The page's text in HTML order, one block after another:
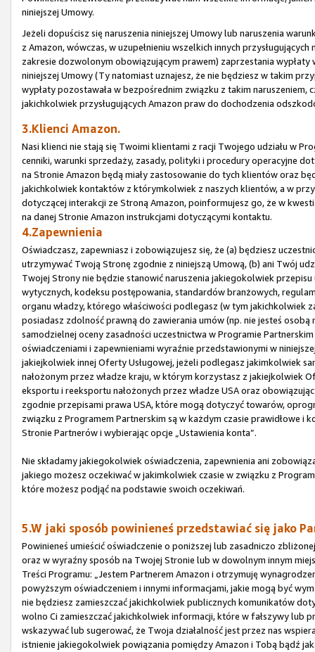
niniejszej Umowy.
Jeżeli dopuścisz się naruszenia niniejszej Umowy lub naruszenia
z Amazon, wówczas, w uzupełnieniu wszelkich innych
zakresie dozwolonym obowiązującym prawem) zaprzestania
niniejszej Umowy (Ty natomiast uznajesz, że nie będziesz w takim
wypłaty pozostawała w bezpośrednim związku z takim
jakichkolwiek przysługujących Amazon praw do dochodzenia
3.Klienci Amazon.
Nasi klienci nie stają się Twoimi klientami z racji Twojego udziału w
cenniki, warunki sprzedaży, zasady, polityki i procedury operacyjne
na Stronie Amazon będą miały zastosowanie do tych klientów oraz
jakichkolwiek kontaktów z którymkolwiek z naszych klientów, a w
dotyczącej interakcji ze Stroną Amazon, poinformujesz go, że w
na danej Stronie Amazon instrukcjami dotyczącymi kontaktu.
4.Zapewnienia
Oświadczasz, zapewniasz i zobowiązujesz się, że (a) będziesz
utrzymywać Twoją Stronę zgodnie z niniejszą Umową, (b) ani Twój
Twojej Strony nie będzie stanowić naruszenia jakiegokolwiek
wytycznych, kodeksu postępowania, standardów branżowych,
organu władzy, którego właściwości podlegasz (w tym jakichkolwiek
posiadasz zdolność prawną do zawierania umów (np. nie jesteś
samodzielnej oceny zasadności uczestnictwa w Programie
oświadczeniami i zapewnieniami wyraźnie przedstawionymi w
jakiejkolwiek innej Oferty Usługowej, jeżeli podlegasz jakimkolwiek
nałożonym przez władze kraju, w którym korzystasz z jakiejkolwiek
eksportu i reeksportu nałożonych przez władze USA oraz
zgodnie przepisami prawa USA, które mogą dotyczyć towarów,
związku z Programem Partnerskim są w każdym czasie prawidłowe
Stronie Partnerów i wybierając opcje „Ustawienia konta”.
Nie składamy jakiegokolwiek oświadczenia, zapewnienia ani
jakiego możesz oczekiwać w jakimkolwiek czasie w związku z
które możesz podjąć na podstawie swoich oczekiwań.
5.W jaki sposób powinieneś przedstawiać się jako
Powinieneś umieścić oświadczenie o poniższej lub zasadniczo
oraz w wyraźny sposób na Twojej Stronie lub w dowolnym innym
Treści Programu: „Jestem Partnerem Amazon i otrzymuję
powyższym oświadczeniem i innymi informacjami, jakie mogą być
nie będziesz zamieszczać jakichkolwiek publicznych komunikatów
wolno Ci zamieszczać jakichkolwiek informacji, które w fałszywy lub
wskazywać lub sugerować, że Twoja działalność jest przez nas
istnienie jakiegokolwiek powiązania pomiędzy Amazon i Tobą bądź